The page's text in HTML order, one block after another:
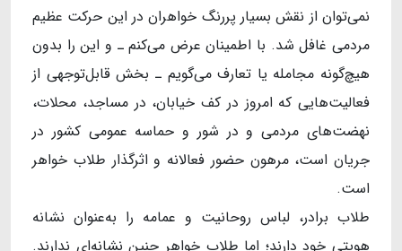
نمی‌توان از نقش بسیار پررنگ خواهران در این حرکت عظیم
مردمی غافل شد. با اطمینان عرض می‌کنم ـ و این را بدون
هیچ‌گونه مجامله یا تعارف می‌گویم ـ بخش قابل‌توجهی از
فعالیت‌هایی که امروز در کف خیابان، در مساجد، محلات،
نهضت‌های مردمی و در شور و حماسه عمومی کشور در
جریان است، مرهون حضور فعالانه و اثرگذار طلاب خواهر
است.
طلاب برادر، لباس روحانیت و عمامه را به‌عنوان نشانه
هویتی خود دارند؛ اما طلاب خواهر چنین نشانه‌ای ندارند.